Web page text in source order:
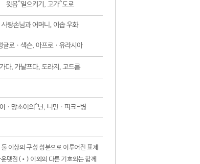
윗몸^일으키기, 고가^도로
사랑손님과 어머니, 이솝 우화
글로ㆍ색슨, 아프로ㆍ유라시아
가다, 가냘프다, 도라지, 고드름
ㆍ망소이의^난, 니만ㆍ피크-병
이상의 구성 성분으로 이루어진 표제
뎃점(•) 이외의 다른 기호와는 함께